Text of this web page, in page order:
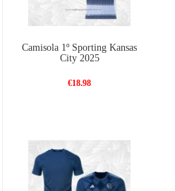
Camisola 1º Sporting Kansas
City 2025
€18.98